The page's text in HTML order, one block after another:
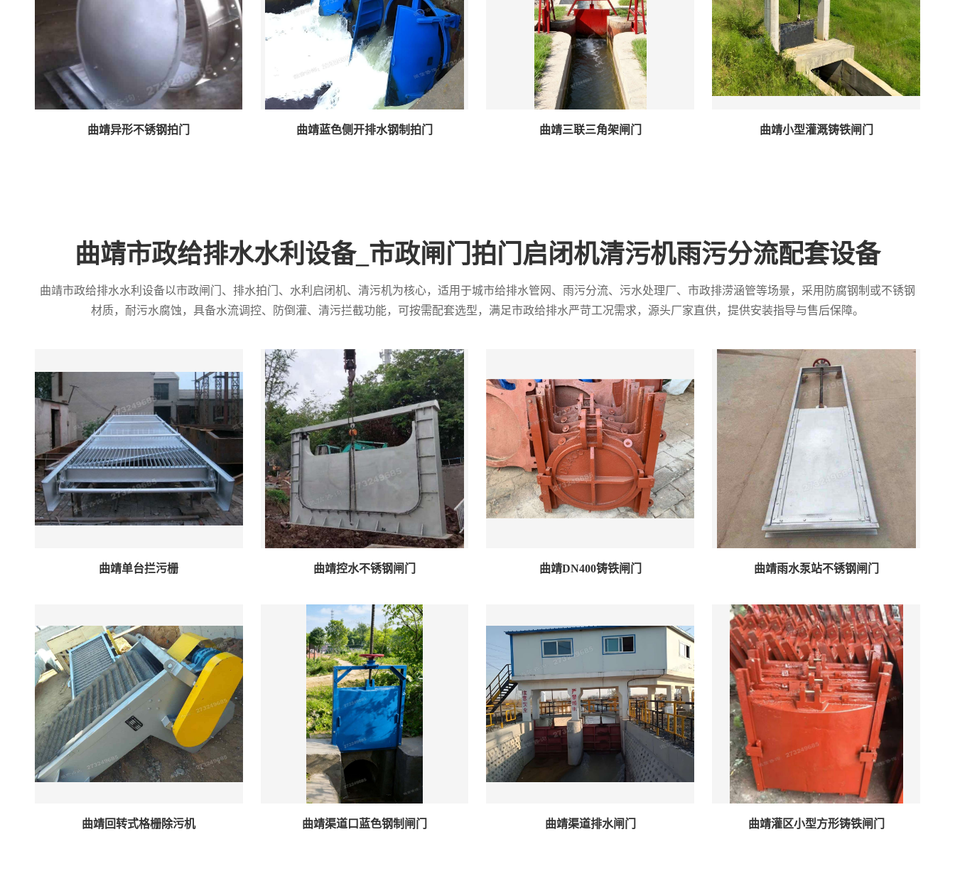
曲靖异形不锈钢拍门 曲靖蓝色侧开排水钢制拍门 曲靖三联三角架闸门 曲靖小型灌溉铸铁闸门
曲靖市政给排水水利设备_市政闸门拍门启闭机清污机雨污分流配套设备
曲靖市政给排水水利设备以市政闸门、排水拍门、水利启闭机、清污机为核心，适用于城市给排水管网、雨污分流、污水处理厂、市政排涝涵管等场景，采用防腐钢制或不锈钢
材质，耐污水腐蚀，具备水流调控、防倒灌、清污拦截功能，可按需配套选型，满足市政给排水严苛工况需求，源头厂家直供，提供安装指导与售后保障。
曲靖单台拦污栅 曲靖控水不锈钢闸门 曲靖DN400铸铁闸门 曲靖雨水泵站不锈钢闸门
曲靖回转式格栅除污机 曲靖渠道口蓝色钢制闸门 曲靖渠道排水闸门 曲靖灌区小型方形铸铁闸门